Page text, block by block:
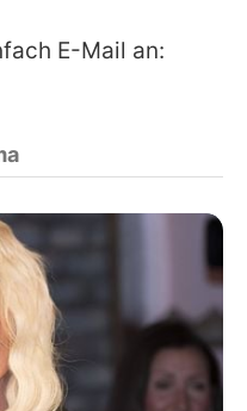
E-Mail an: